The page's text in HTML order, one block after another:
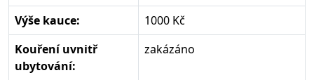
Výše kauce:
1000 Kč
Kouření uvnitř
ubytování:
zakázáno